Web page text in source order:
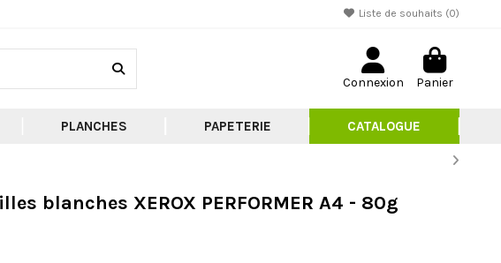
Liste de souhaits (0)
Connexion Panier
PLANCHES PAPETERIE CATALOGUE
blanches XEROX PERFORMER A4 - 80g